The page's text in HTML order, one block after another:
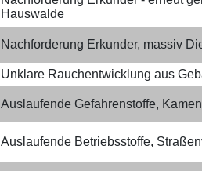
Hauswalde
Nachforderung Erkunder, massiv
Unklare Rauchentwicklung aus
Auslaufende Gefahrenstoffe,
Auslaufende Betriebsstoffe,